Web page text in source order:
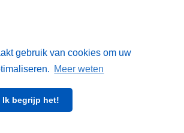
gebruik van cookies om uw
Meer weten
Ik begrijp het!